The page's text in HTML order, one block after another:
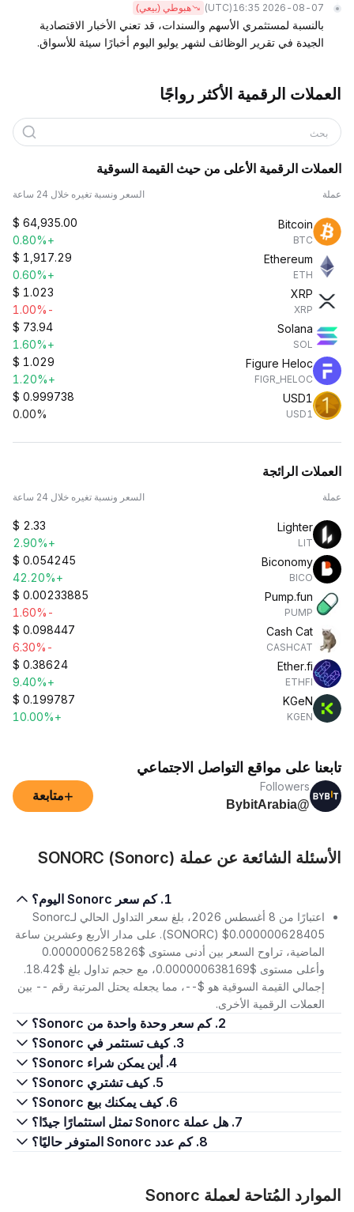
2026-08-07 16:35
(UTC) هبوطي (بيعي)
بالنسبة لمستثمري الأسهم والسندات، قد تعني الأخبار الاقتصادية
الجيدة في تقرير الوظائف لشهر يوليو اليوم أخبارًا سيئة للأسواق.
العملات الرقمية الأكثر رواجًا
بحث
العملات الرقمية الأعلى من حيث القيمة السوقية
عملة السعر ونسبة تغيره خلال 24 ساعة
Bitcoin
BTC
$ 64,935.00
+0.80%
Ethereum
ETH
$ 1,917.29
+0.60%
XRP
XRP
$ 1.023
-1.00%
Solana
SOL
$ 73.94
+1.60%
Figure Heloc
FIGR_HELOC
$ 1.029
+1.20%
USD1
USD1
$ 0.999738
0.00%
العملات الرائجة
عملة السعر ونسبة تغيره خلال 24 ساعة
Lighter
LIT
$ 2.33
+2.90%
Biconomy
BICO
$ 0.054245
+42.20%
Pump.fun
PUMP
$ 0.00233885
-1.60%
Cash Cat
CASHCAT
$ 0.098447
-6.30%
Ether.fi
ETHFI
$ 0.38624
+9.40%
KGeN
KGEN
$ 0.199787
+10.00%
تابعنا على مواقع التواصل الاجتماعي
Followers
@BybitArabia
+متابعة
الأسئلة الشائعة عن عملة SONORC (Sonorc)
1. كم سعر Sonorc اليوم؟
اعتبارًا من 8 أغسطس 2026، بلغ سعر التداول الحالي لـSonorc
(SONORC) $0.000000628405. على مدار الأربع وعشرين ساعة
الماضية، تراوح السعر بين أدنى مستوى $0.000000625826
وأعلى مستوى $0.000000638169، مع حجم تداول بلغ $18.42.
إجمالي القيمة السوقية هو $--، مما يجعله يحتل المرتبة رقم -- بين
العملات الرقمية الأخرى.
2. كم سعر وحدة واحدة من Sonorc؟
3. كيف تستثمر في Sonorc؟
4. أين يمكن شراء Sonorc؟
5. كيف تشتري Sonorc؟
6. كيف يمكنك بيع Sonorc؟
7. هل عملة Sonorc تمثل استثمارًا جيدًا؟
8. كم عدد Sonorc المتوفر حاليًا؟
الموارد المُتاحة لعملة Sonorc